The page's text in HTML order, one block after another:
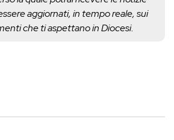
aggiornati, in tempo reale, sui
che ti aspettano in Diocesi.